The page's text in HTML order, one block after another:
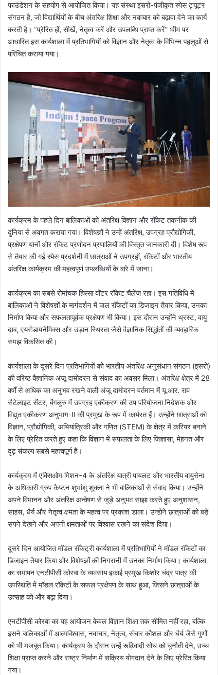
फाउंडेशन के सहयोग से आयोजित किया। यह संस्था इसरो-पंजीकृत स्पेस ट्यूटर
संगठन है, जो विद्यार्थियों के बीच अंतरिक्ष शिक्षा और नवाचार को बढ़ावा देने का कार्य
करती है। “प्रेरित हों, सीखें, नेतृत्व करें और उपलब्धि प्राप्त करें” थीम पर
आधारित इस कार्यशाला में प्रतिभागियों को विज्ञान और नेतृत्व के विभिन्न पहलुओं से
परिचित कराया गया।
कार्यक्रम के पहले दिन बालिकाओं को अंतरिक्ष विज्ञान और रॉकेट तकनीक की
दुनिया से अवगत कराया गया। विशेषज्ञों ने उन्हें अंतरिक्ष, उपग्रह प्रौद्योगिकी,
प्रक्षेपण यानों और रॉकेट प्रणोदन प्रणालियों की विस्तृत जानकारी दी। विशेष रूप
से तैयार की गई स्पेस प्रदर्शनी में छात्राओं ने उपग्रहों, रॉकेटों और भारतीय
अंतरिक्ष कार्यक्रम की महत्वपूर्ण उपलब्धियों के बारे में जाना।
कार्यक्रम का सबसे रोमांचक हिस्सा वॉटर रॉकेट चैलेंज रहा। इस गतिविधि में
बालिकाओं ने विशेषज्ञों के मार्गदर्शन में जल रॉकेटों का डिजाइन तैयार किया, उनका
निर्माण किया और सफलतापूर्वक प्रक्षेपण भी किया। इस दौरान उन्होंने थ्रस्ट, वायु
दाब, एयरोडायनेमिक्स और उड़ान स्थिरता जैसे वैज्ञानिक सिद्धांतों की व्यवहारिक
समझ विकसित की।
कार्यशाला के दूसरे दिन प्रतिभागियों को भारतीय अंतरिक्ष अनुसंधान संगठन (इसरो)
की वरिष्ठ वैज्ञानिक अंजू दामोदरन से संवाद का अवसर मिला। अंतरिक्ष क्षेत्र में 28
वर्षों से अधिक का अनुभव रखने वाली अंजू दामोदरन वर्तमान में यू.आर. राव
सैटेलाइट सेंटर, बेंगलुरु में उपग्रह एकीकरण की उप परियोजना निदेशक और
विद्युत एकीकरण अनुभाग-II की प्रमुख के रूप में कार्यरत हैं। उन्होंने छात्राओं को
विज्ञान, प्रौद्योगिकी, अभियांत्रिकी और गणित (STEM) के क्षेत्र में करियर बनाने
के लिए प्रेरित करते हुए कहा कि विज्ञान में सफलता के लिए जिज्ञासा, मेहनत और
दृढ़ संकल्प सबसे महत्वपूर्ण हैं।
कार्यक्रम में एक्सिओम मिशन-4 के अंतरिक्ष यात्री पायलट और भारतीय वायुसेना
के अधिकारी ग्रुप कैप्टन शुभांशु शुक्ला ने भी बालिकाओं से संवाद किया। उन्होंने
अपने विमानन और अंतरिक्ष अन्वेषण से जुड़े अनुभव साझा करते हुए अनुशासन,
साहस, धैर्य और नेतृत्व क्षमता के महत्व पर प्रकाश डाला। उन्होंने छात्राओं को बड़े
सपने देखने और अपनी क्षमताओं पर विश्वास रखने का संदेश दिया।
दूसरे दिन आयोजित मॉडल रॉकेट्री कार्यशाला में प्रतिभागियों ने मॉडल रॉकेटों का
डिजाइन तैयार किया और विशेषज्ञों की निगरानी में उनका निर्माण किया। कार्यशाला
का समापन एनटीपीसी कोरबा के व्यवसाय इकाई प्रमुख किशोर चंद्र पात्र की
उपस्थिति में मॉडल रॉकेटों के सफल प्रक्षेपण के साथ हुआ, जिसने छात्राओं के
उत्साह को और बढ़ा दिया।
एनटीपीसी कोरबा का यह आयोजन केवल विज्ञान शिक्षा तक सीमित नहीं रहा, बल्कि
इसने बालिकाओं में आत्मविश्वास, नवाचार, नेतृत्व, संचार कौशल और धैर्य जैसे गुणों
को भी मजबूत किया। कार्यक्रम के दौरान उन्हें रूढ़िवादी सोच को चुनौती देने, उच्च
शिक्षा प्राप्त करने और राष्ट्र निर्माण में सक्रिय योगदान देने के लिए प्रेरित किया
गया।